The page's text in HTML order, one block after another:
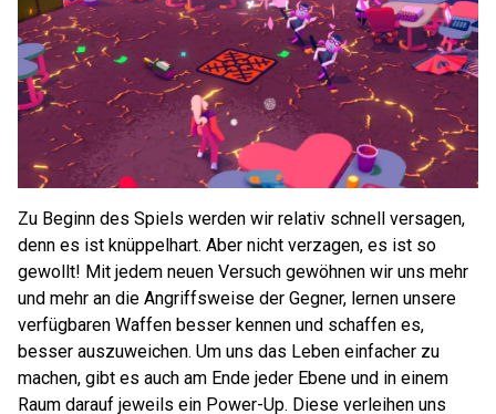
Zu Beginn des Spiels werden wir relativ schnell versagen,
denn es ist knüppelhart. Aber nicht verzagen, es ist so
gewollt! Mit jedem neuen Versuch gewöhnen wir uns mehr
und mehr an die Angriffsweise der Gegner, lernen unsere
verfügbaren Waffen besser kennen und schaffen es,
besser auszuweichen. Um uns das Leben einfacher zu
machen, gibt es auch am Ende jeder Ebene und in einem
Raum darauf jeweils ein Power-Up. Diese verleihen uns